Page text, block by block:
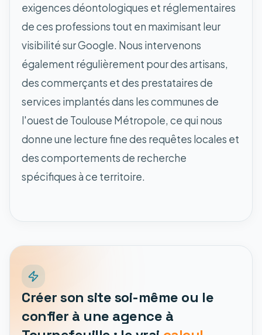
exigences déontologiques et réglementaires
de ces professions tout en maximisant leur
visibilité sur Google. Nous intervenons
également régulièrement pour des artisans,
des commerçants et des prestataires de
services implantés dans les communes de
l'ouest de Toulouse Métropole, ce qui nous
donne une lecture fine des requêtes locales et
des comportements de recherche
spécifiques à ce territoire.
Créer son site soi-même ou le
confier à une agence à